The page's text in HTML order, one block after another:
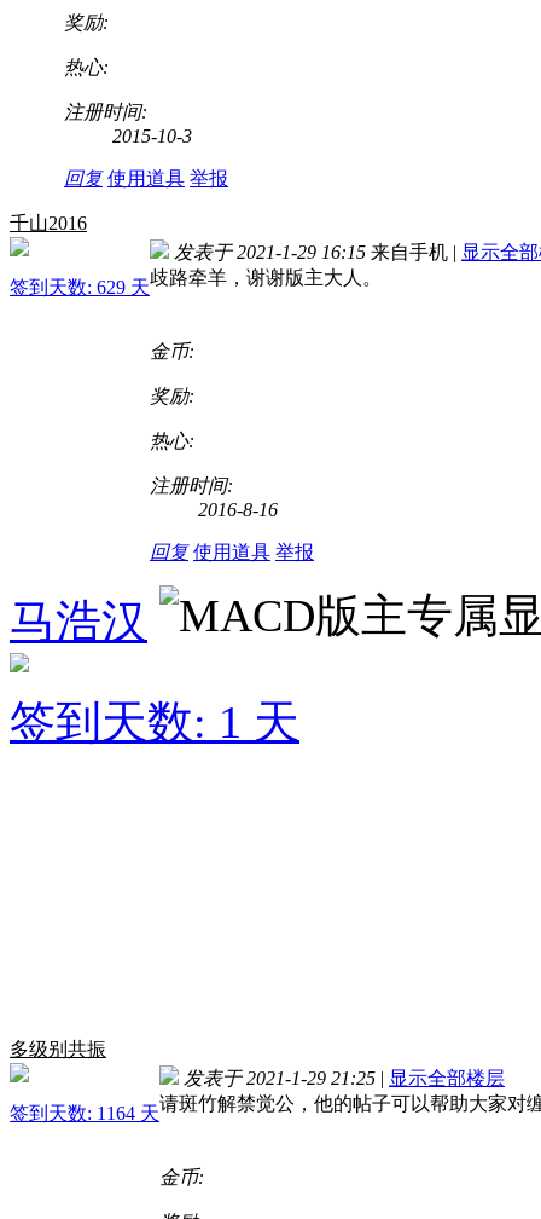
奖励:
热心:
注册时间:
2015-10-3
回复 使用道具 举报
千山2016
签到天数: 629 天
发表于 2021-1-29 16:15 来自手机 | 显示全
歧路牵羊，谢谢版主大人。
金币:
奖励:
热心:
注册时间:
2016-8-16
回复 使用道具 举报
马浩汉
签到天数: 1 天
多级别共振
签到天数: 1164 天
发表于 2021-1-29 21:25 | 显示全部楼层
请斑竹解禁觉公，他的帖子可以帮助大家对
金币: